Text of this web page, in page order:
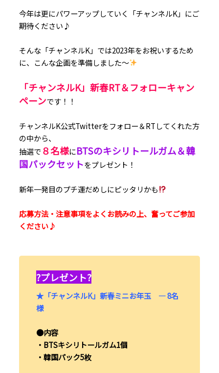
今年は更にパワーアップしていく「チャンネルK」にご
期待ください♪
そんな「チャンネルK」では2023年をお祝いするため
に、こんな企画を準備しました～
「チャンネルK」新春RT＆フォローキャン
ペーンです！！
チャンネルK公式Twitterをフォロー＆RTしてくれた方
の中から、
抽選で ８名様にBTSのキシリトールガム＆韓
国パックセットをプレゼント！
新年一発目のプチ運だめしにピッタリかも
応募方法・注意事項をよくお読みの上、奮ってご参加
ください♪
?プレゼント?
★「チャンネルK」新春ミニお年玉 ― 8名
様
●内容
・BTSキシリトールガム1個
・韓国パック5枚